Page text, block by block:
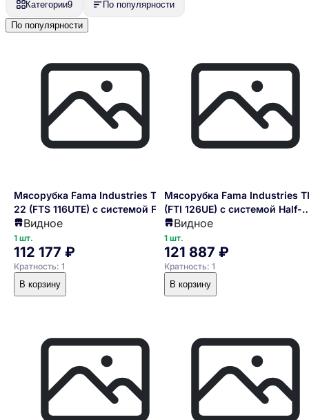
Категории9
По популярности
По популярности
Мясорубка Fama Industries TS
22 (FTS 116UTE) с системой Full-
unger, с группой измельчения из
чугуна, с реверсом, 380/3/50
Видное
1 шт.
112 177 ₽
Кратность: 1
В корзину
Мясорубка Fama Industries
(FTI 126UE) с системой Half-
unger, с группой
нержавеющей стали, с
реверсом, 380/3/50
Видное
1 шт.
121 887 ₽
Кратность: 1
В корзину